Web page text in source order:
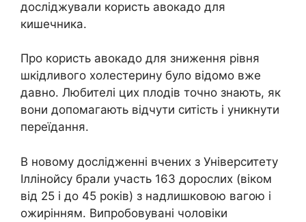
досліджували користь авокадо для
кишечника.
Про користь авокадо для зниження рівня
шкідливого холестерину було відомо вже
давно. Любителі цих плодів точно знають, як
вони допомагають відчути ситість і уникнути
переїдання.
В новому дослідженні вчених з Університету
Іллінойсу брали участь 163 дорослих (віком
від 25 і до 45 років) з надлишковою вагою і
ожирінням. Випробовувані чоловіки